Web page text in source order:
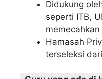
Didukung
seperti ITB,
Hamasah
terseleksi